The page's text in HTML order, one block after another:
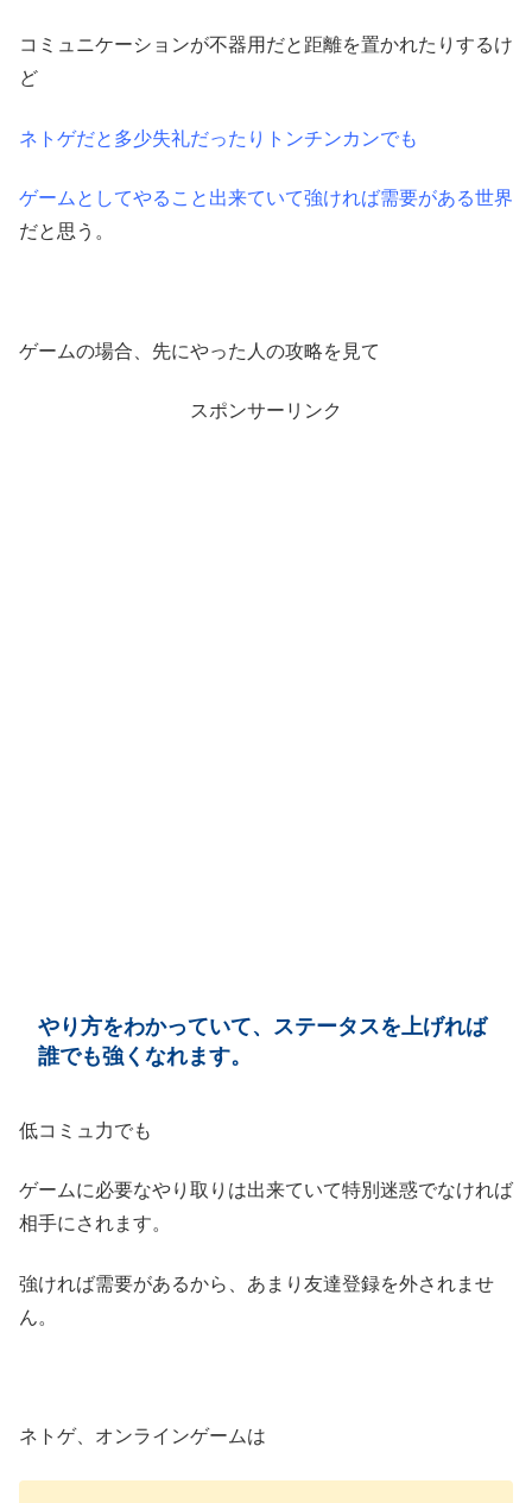
コミュニケーションが不器用だと距離を置かれたりするけ
ど
ネトゲだと多少失礼だったりトンチンカンでも
ゲームとしてやること出来ていて強ければ需要がある世界
だと思う。
ゲームの場合、先にやった人の攻略を見て
スポンサーリンク
やり方をわかっていて、ステータスを上げれば
誰でも強くなれます。
低コミュ力でも
ゲームに必要なやり取りは出来ていて特別迷惑でなければ
相手にされます。
強ければ需要があるから、あまり友達登録を外されませ
ん。
ネトゲ、オンラインゲームは